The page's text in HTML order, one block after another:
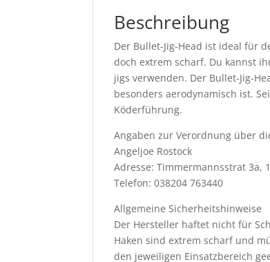
Beschreibung
Der Bullet-Jig-Head ist ideal für
doch extrem scharf. Du kannst
jigs verwenden. Der Bullet-Jig-
besonders aerodynamisch ist.
Köderführung.
Angaben zur Verordnung über
Angeljoe Rostock
Adresse: Timmermannsstrat 3a,
Telefon: 038204 763440
Allgemeine Sicherheitshinweise
Der Hersteller haftet nicht für
Haken sind extrem scharf und
den jeweiligen Einsatzbereich